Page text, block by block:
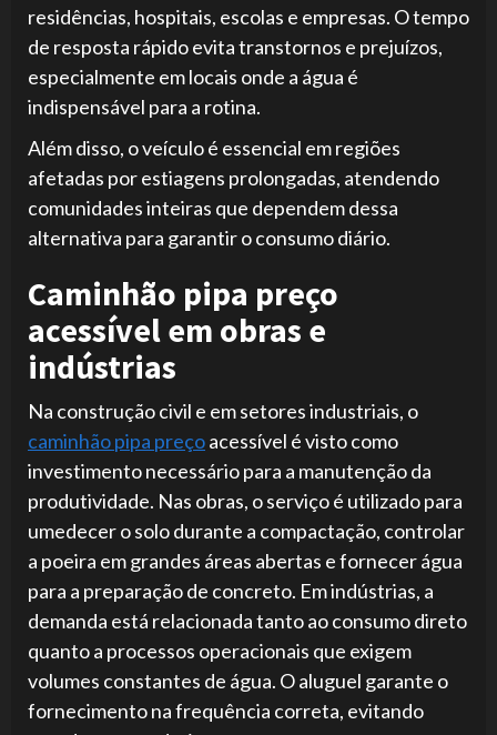
residências, hospitais, escolas e empresas. O tempo
de resposta rápido evita transtornos e prejuízos,
especialmente em locais onde a água é
indispensável para a rotina.
Além disso, o veículo é essencial em regiões
afetadas por estiagens prolongadas, atendendo
comunidades inteiras que dependem dessa
alternativa para garantir o consumo diário.
Caminhão pipa preço
acessível em obras e
indústrias
Na construção civil e em setores industriais, o
caminhão pipa preçoacessível é visto como
investimento necessário para a manutenção da
produtividade. Nas obras, o serviço é utilizado para
umedecer o solo durante a compactação, controlar
a poeira em grandes áreas abertas e fornecer água
para a preparação de concreto. Em indústrias, a
demanda está relacionada tanto ao consumo direto
quanto a processos operacionais que exigem
volumes constantes de água. O aluguel garante o
fornecimento na frequência correta, evitando